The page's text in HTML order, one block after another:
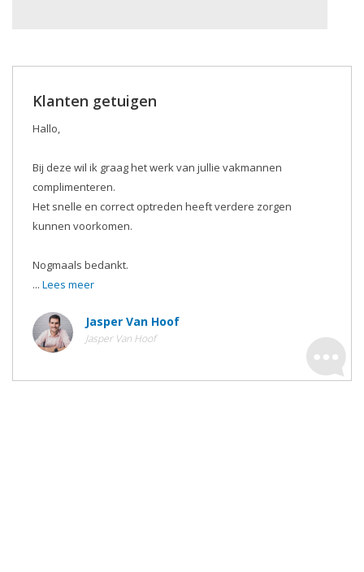
Klanten getuigen
Hallo,
Bij deze wil ik graag het werk van jullie vakmannen
complimenteren.
Het snelle en correct optreden heeft verdere zorgen
kunnen voorkomen.
Nogmaals bedankt.
... Lees meer
Jasper Van Hoof
Jasper Van Hoof